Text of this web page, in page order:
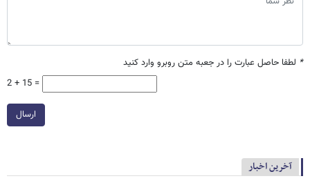
* لطفا حاصل عبارت را در جعبه متن روبرو وارد کنید
2 + 15 =
ارسال
آخرین اخبار